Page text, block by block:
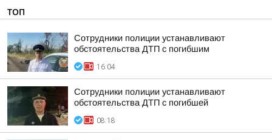
ТОП
Сотрудники полиции устанавливают
обстоятельства ДТП с погибшим
16:04
Сотрудники полиции устанавливают
обстоятельства ДТП с погибшей
08:18